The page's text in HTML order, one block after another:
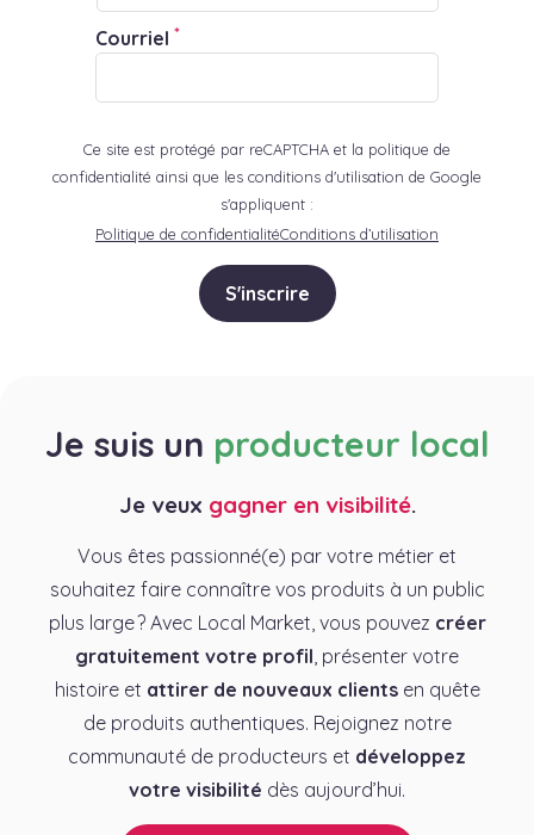
Courriel *
Ce site est protégé par reCAPTCHA et la politique de
confidentialité ainsi que les conditions d'utilisation de Google
s'appliquent :
Politique de confidentialitéConditions d’utilisation
S'inscrire
Je suis un producteur local
Je veux gagner en visibilité.
Vous êtes passionné(e) par votre métier et
souhaitez faire connaître vos produits à un public
plus large ? Avec Local Market, vous pouvez créer
gratuitement votre profil , présenter votre
histoire et attirer de nouveaux clientsen quête
de produits authentiques. Rejoignez notre
communauté de producteurs et développez
votre visibilité dès aujourd’hui.